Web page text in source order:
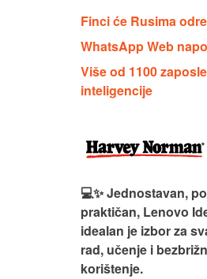
Finci će Rusima
WhatsApp Web
Više od 1100
inteligencije
💻✨ Jednostavan,
praktičan, Lenovo
idealan je izbor za
rad, učenje i
korištenje.